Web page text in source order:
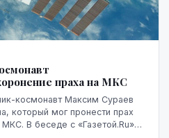
праха на МКС
космонавт Максим Сураев
который мог пронести прах
В беседе с «Газетой.Ru»